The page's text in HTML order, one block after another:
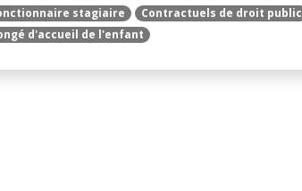
stagiaire
Contractuels de droit public
d'accueil de l'enfant